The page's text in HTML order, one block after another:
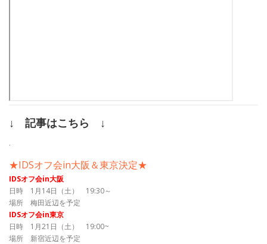
↓ 記事はこちら ↓
.
★IDSオフ会in大阪＆東京決定★
IDSオフ会in大阪
日時 1月14日（土） 19:30～
場所 梅田近辺を予定
IDSオフ会in東京
日時 1月21日（土） 19:00~
場所 新宿近辺を予定